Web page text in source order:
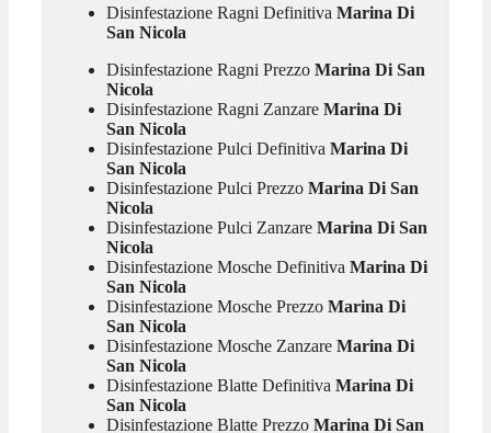
Disinfestazione Ragni Definitiva Marina Di
San Nicola
Disinfestazione Ragni PrezzoMarina Di San
Nicola
Disinfestazione Ragni ZanzareMarina Di
San Nicola
Disinfestazione Pulci Definitiva Marina Di
San Nicola
Disinfestazione Pulci PrezzoMarina Di San
Nicola
Disinfestazione Pulci ZanzareMarina Di San
Nicola
Disinfestazione Mosche Definitiva Marina Di
San Nicola
Disinfestazione Mosche PrezzoMarina Di
San Nicola
Disinfestazione Mosche ZanzareMarina Di
San Nicola
Disinfestazione Blatte Definitiva Marina Di
San Nicola
Disinfestazione Blatte PrezzoMarina Di San